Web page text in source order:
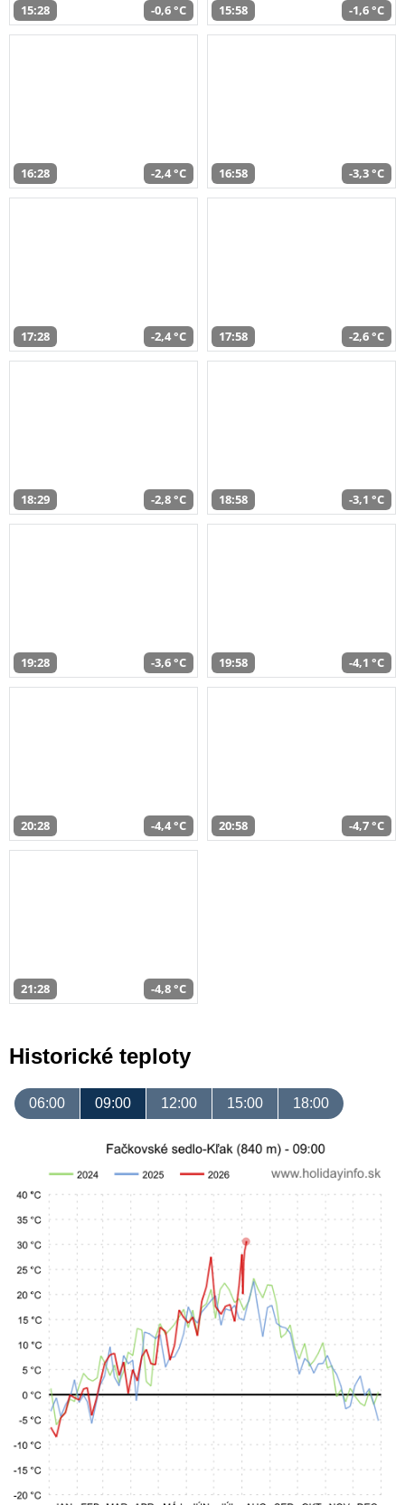
15:28 -0,6 °C 15:58 -1,6 °C
16:28 -2,4 °C 16:58 -3,3 °C
17:28 -2,4 °C 17:58 -2,6 °C
18:29 -2,8 °C 18:58 -3,1 °C
19:28 -3,6 °C 19:58 -4,1 °C
20:28 -4,4 °C 20:58 -4,7 °C
21:28 -4,8 °C
Historické teploty
06:00 09:00 12:00 15:00 18:00